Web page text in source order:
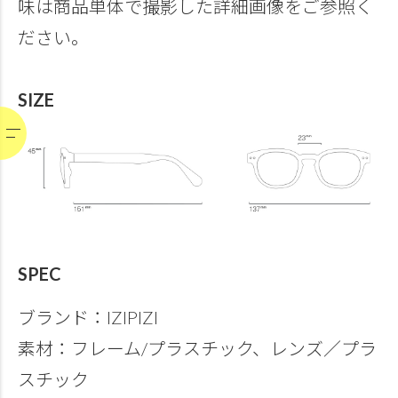
味は商品単体で撮影した詳細画像をご参照く
ださい。
SIZE
SPEC
ブランド：IZIPIZI
素材：フレーム/プラスチック、レンズ／プラ
スチック